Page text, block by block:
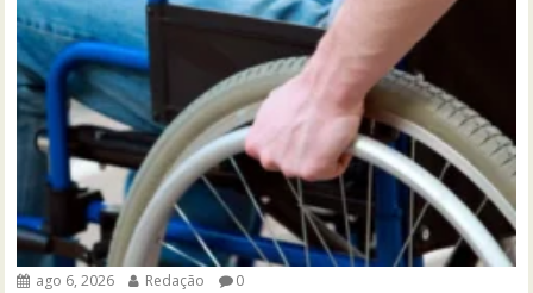
ago 6, 2026 Redação 0